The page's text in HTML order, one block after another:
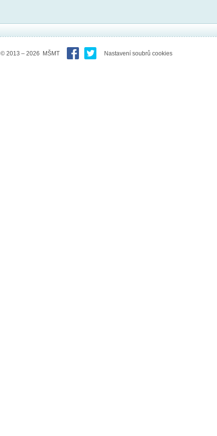
© 2013 – 2026 MŠMT Nastavení soubrů cookies